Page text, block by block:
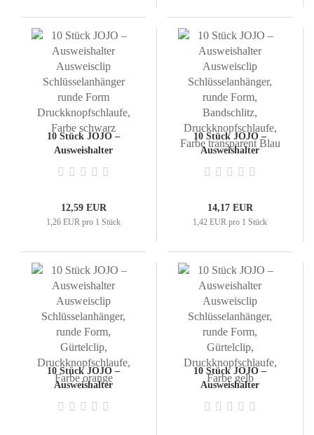
10 Stück JOJO –
Ausweishalter
Schlüsselanhänger
Druckknopfschlaufe,
Farbe schwarz
12,59 EUR
1,26 EUR pro 1 Stück
10 Stück JOJO –
Ausweishalter
Schlüsselanhänger,
Bandschlitz,
Druckknopfschlaufe,
14,17 EUR
1,42 EUR pro 1 Stück
10 Stück JOJO –
Ausweishalter
Schlüsselanhänger,
10 Stück JOJO –
Ausweishalter
Schlüsselanhänger,